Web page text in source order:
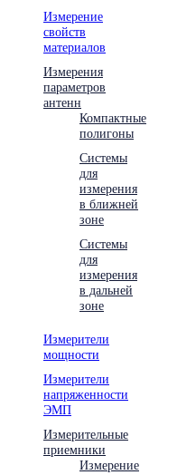
Измерение
свойств
материалов
Измерения
параметров
антенн
Компактные
полигоны
Системы
для
измерения
в ближней
зоне
Системы
для
измерения
в дальней
зоне
Измерители
мощности
Измерители
напряженности
ЭМП
Измерительные
приемники
Измерение